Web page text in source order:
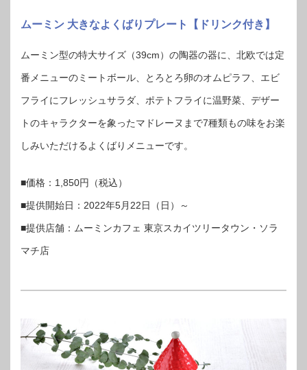
ムーミン 大きなよくばりプレート【ドリンク付き】
ムーミン型の特大サイズ（39cm）の陶器の器に、北欧では定
番メニューのミートボール、とろとろ卵のオムピラフ、エビ
フライにフレッシュサラダ、ポテトフライに温野菜、デザー
トのキャラクターを象ったマドレーヌまで7種類もの味をお楽
しみいただけるよくばりメニューです。
■価格：1,850円（税込）
■提供開始日：2022年5月22日（日）～
■提供店舗：ムーミンカフェ 東京スカイツリータウン・ソラ
マチ店